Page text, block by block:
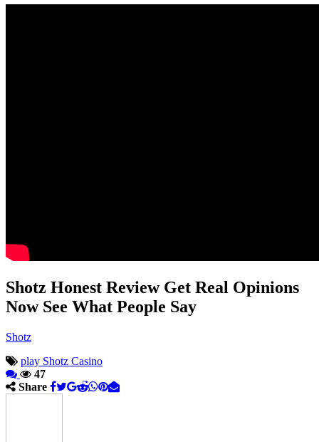
Shotz Honest Review Get Real Opinions
Now See What People Say
Shotz
play Shotz Casino
47
Share